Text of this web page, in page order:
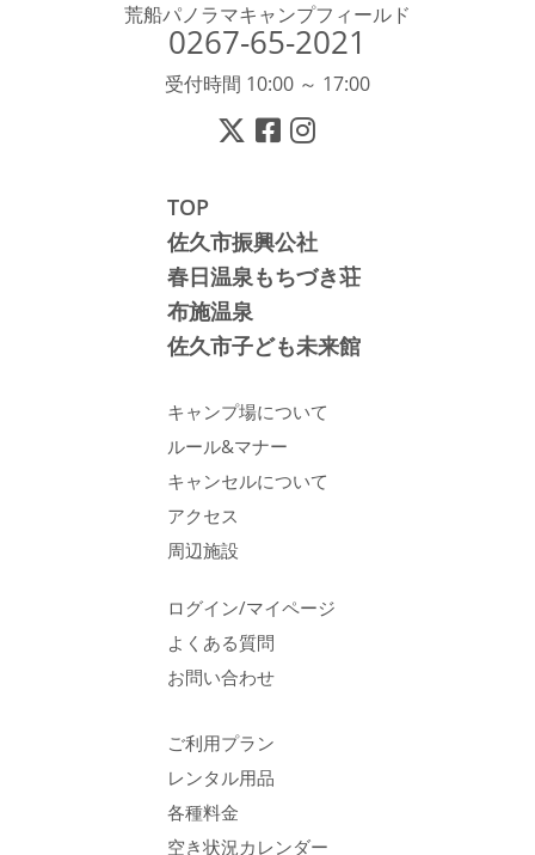
荒船パノラマキャンプフィールド
0267-65-2021
受付時間 10:00 ～ 17:00
TOP
佐久市振興公社
春日温泉もちづき荘
布施温泉
佐久市子ども未来館
キャンプ場について
ルール&マナー
キャンセルについて
アクセス
周辺施設
ログイン/マイページ
よくある質問
お問い合わせ
ご利用プラン
レンタル用品
各種料金
空き状況カレンダー